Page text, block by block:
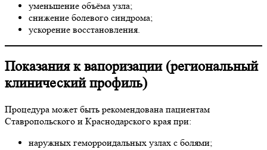
уменьшение объёма узла;
снижение болевого синдрома;
ускорение восстановления.
Показания к вапоризации (региональный
клинический профиль)
Процедура может быть рекомендована пациентам
Ставропольского и Краснодарского края при:
наружных геморроидальных узлах с болями;